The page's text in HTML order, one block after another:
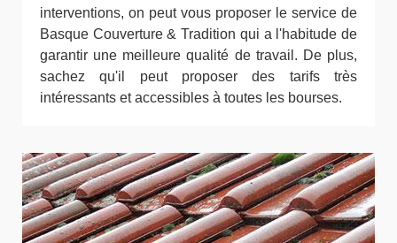
interventions, on peut vous proposer le service de
Basque Couverture & Tradition qui a l'habitude de
garantir une meilleure qualité de travail. De plus,
sachez qu'il peut proposer des tarifs très
intéressants et accessibles à toutes les bourses.